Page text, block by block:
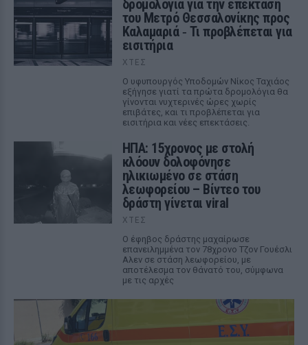
δρομολόγια για την επέκταση
του Μετρό Θεσσαλονίκης προς
Καλαμαριά ‑ Τι προβλέπεται για
εισιτήρια
ΧΤΕΣ
Ο υφυπουργός Υποδομών Νίκος Ταχιάος
εξήγησε γιατί τα πρώτα δρομολόγια θα
γίνονται νυχτερινές ώρες χωρίς
επιβάτες, και τι προβλέπεται για
εισιτήρια και νέες επεκτάσεις.
ΗΠΑ: 15χρονος με στολή
κλόουν δολοφόνησε
ηλικιωμένο σε στάση
λεωφορείου – Βίντεο του
δράστη γίνεται viral
ΧΤΕΣ
Ο έφηβος δράστης μαχαίρωσε
επανειλημμένα τον 78χρονο Τζον Γουέσλι
Αλεν σε στάση λεωφορείου, με
αποτέλεσμα τον θάνατό του, σύμφωνα
με τις αρχές